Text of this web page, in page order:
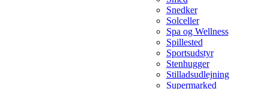
Snedker
Solceller
Spa og Wellness
Spillested
Sportsudstyr
Stenhugger
Stilladsudlejning
Supermarked